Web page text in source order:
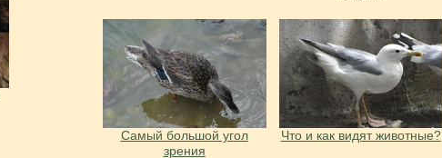
Cамый большой угол
зрения
Что и как видят животные?